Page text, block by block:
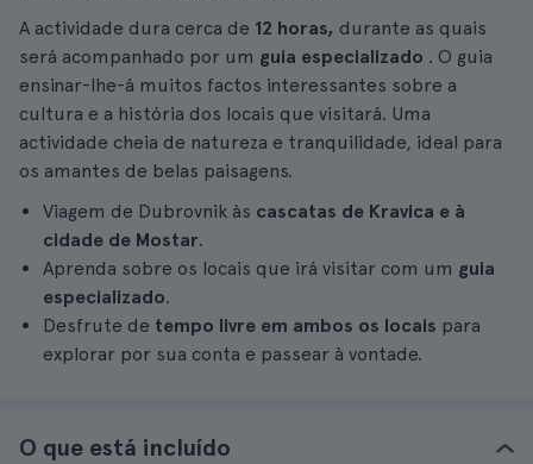
A actividade dura cerca de 12 horas, durante as quais
será acompanhado por um guia especializado . O guia
ensinar-lhe-á muitos factos interessantes sobre a
cultura e a história dos locais que visitará. Uma
actividade cheia de natureza e tranquilidade, ideal para
os amantes de belas paisagens.
Viagem de Dubrovnik às cascatas de Kravica e à
cidade de Mostar.
Aprenda sobre os locais que irá visitar com um guia
especializado.
Desfrute de tempo livre em ambos os locais para
explorar por sua conta e passear à vontade.
O que está incluído